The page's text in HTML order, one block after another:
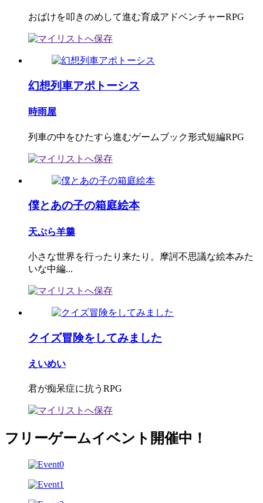
おばけを叩きのめして進む育成アドベンチャーRPG
幻想列車アポトーシス
時雨屋
列車の中をひたすら進むゲームブック形式短編RPG
僕とあの子の箱庭絵本
天ぷら羊羹
小さな世界を行ったり来たり。摩訶不思議な絵本みた
いな中編...
クイズ冒険をしてみました
えいめい
君が痴呆症に抗うRPG
フリーゲームイベント開催中！